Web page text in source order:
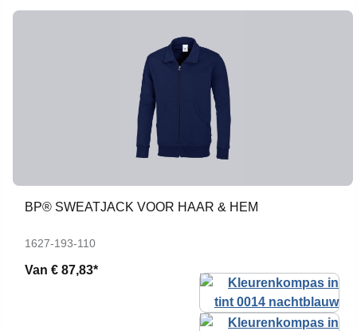
BP® SWEATJACK VOOR HAAR & HEM
1627-193-110
Van € 87,83*